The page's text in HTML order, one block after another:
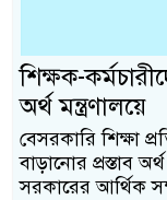
শিক্ষক-
অর্থ মন্ত্রণালয়ে
বেসরকারি শিক্ষা
বাড়ানোর প্রস্তাব
সরকারের আর্থিক